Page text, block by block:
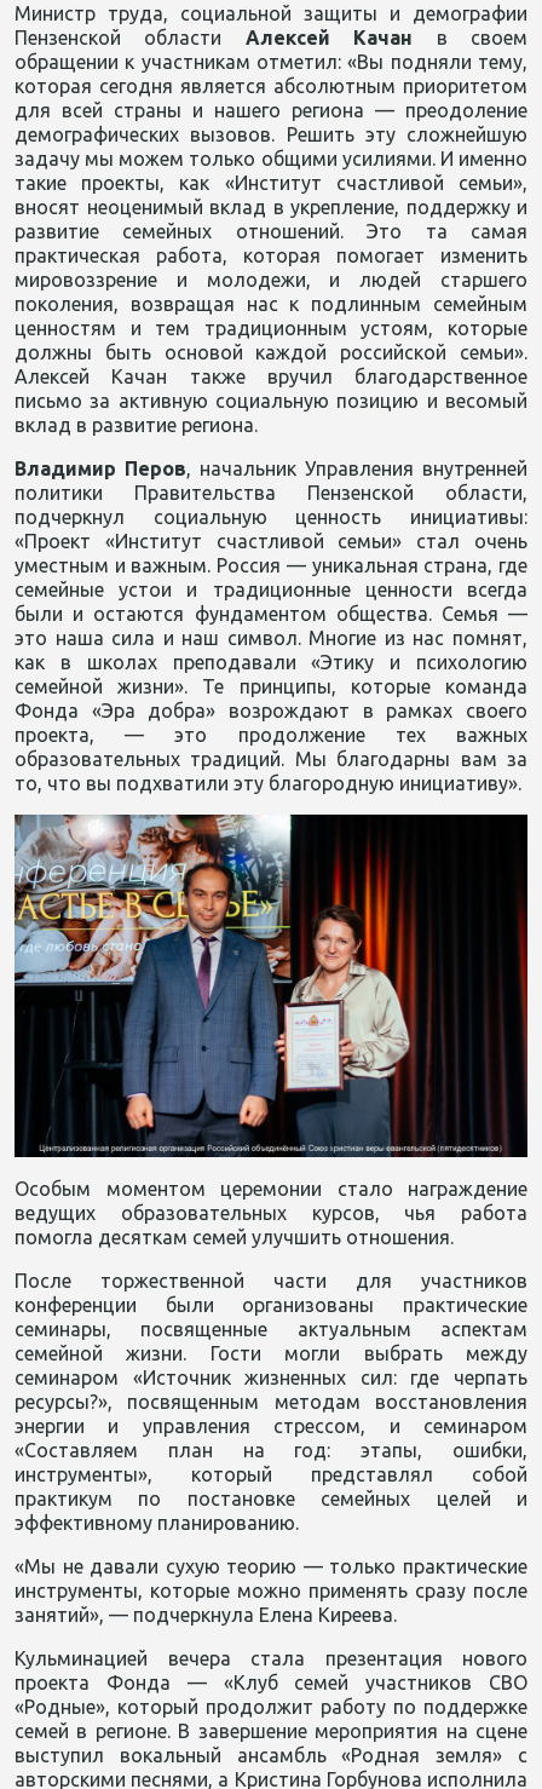
Министр труда, социальной защиты и демографии
Пензенской области Алексей Качан в своем
обращении к участникам отметил: «Вы подняли тему,
которая сегодня является абсолютным приоритетом
для всей страны и нашего региона — преодоление
демографических вызовов. Решить эту сложнейшую
задачу мы можем только общими усилиями. И именно
такие проекты, как «Институт счастливой семьи»,
вносят неоценимый вклад в укрепление, поддержку и
развитие семейных отношений. Это та самая
практическая работа, которая помогает изменить
мировоззрение и молодежи, и людей старшего
поколения, возвращая нас к подлинным семейным
ценностям и тем традиционным устоям, которые
должны быть основой каждой российской семьи».
Алексей Качан также вручил благодарственное
письмо за активную социальную позицию и весомый
вклад в развитие региона.
Владимир Перов, начальник Управления внутренней
политики Правительства Пензенской области,
подчеркнул социальную ценность инициативы:
«Проект «Институт счастливой семьи» стал очень
уместным и важным. Россия — уникальная страна, где
семейные устои и традиционные ценности всегда
были и остаются фундаментом общества. Семья —
это наша сила и наш символ. Многие из нас помнят,
как в школах преподавали «Этику и психологию
семейной жизни». Те принципы, которые команда
Фонда «Эра добра» возрождают в рамках своего
проекта, — это продолжение тех важных
образовательных традиций. Мы благодарны вам за
то, что вы подхватили эту благородную инициативу».
Особым моментом церемонии стало награждение
ведущих образовательных курсов, чья работа
помогла десяткам семей улучшить отношения.
После торжественной части для участников
конференции были организованы практические
семинары, посвященные актуальным аспектам
семейной жизни. Гости могли выбрать между
семинаром «Источник жизненных сил: где черпать
ресурсы?», посвященным методам восстановления
энергии и управления стрессом, и семинаром
«Составляем план на год: этапы, ошибки,
инструменты», который представлял собой
практикум по постановке семейных целей и
эффективному планированию.
«Мы не давали сухую теорию — только практические
инструменты, которые можно применять сразу после
занятий», — подчеркнула Елена Киреева.
Кульминацией вечера стала презентация нового
проекта Фонда — «Клуб семей участников СВО
«Родные», который продолжит работу по поддержке
семей в регионе. В завершение мероприятия на сцене
выступил вокальный ансамбль «Родная земля» с
авторскими песнями, а Кристина Горбунова исполнила